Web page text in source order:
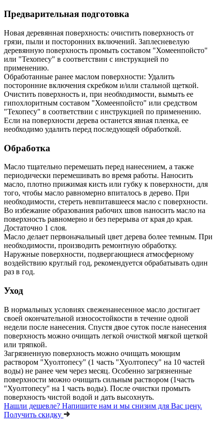
Предварительная подготовка
Новая деревянная поверхность: очистить поверхность от
грязи, пыли и посторонних включений. Заплесневелую
деревянную поверхность промыть составом "Хомеенпойсто"
или "Техопесу" в соответствии с инструкцией по
применению.
Обработанные ранее маслом поверхности: Удалить
посторонние включения скребком и/или стальной щеткой.
Очистить поверхность и, при необходимости, вымыть ее
гипохлоритным составом "Хомеенпойсто" или средством
"Техопесу" в соответствии с инструкцией по применению.
Если на поверхности дерева останется явная пленка, ее
необходимо удалить перед последующей обработкой.
Обработка
Масло тщательно перемешать перед нанесением, а также
периодически перемешивать во время работы. Наносить
масло, плотно прижимая кисть или губку к поверхности, для
того, чтобы масло равномерно впиталось в дерево. При
необходимости, стереть невпитавшееся масло с поверхности.
Во избежание образования рабочих швов наносить масло на
поверхность равномерно и без перерыва от края до края.
Достаточно 1 слоя.
Масло делает первоначальный цвет дерева более темным. При
необходимости, производить ремонтную обработку.
Наружные поверхности, подвергающиеся атмосферному
воздействию круглый год, рекомендуется обрабатывать один
раз в год.
Уход
В нормальных условиях свеженанесенное масло достигает
своей окончательной износостойкости в течение одной
недели после нанесения. Спустя двое суток после нанесения
поверхность можно очищать легкой очисткой мягкой щеткой
или тряпкой.
Загрязненную поверхность можно очищать моющим
раствором "Хуолтопесу" (1 часть "Хуолтопесу" на 10 частей
воды) не ранее чем через месяц. Особенно загрязненные
поверхности можно очищать сильным раствором (1часть
"Хуолтопесу" на 1 часть воды). После очистки промыть
поверхность чистой водой и дать высохнуть.
Нашли дешевле? Напишите нам и мы снизим для Вас цену.
Получить скидку